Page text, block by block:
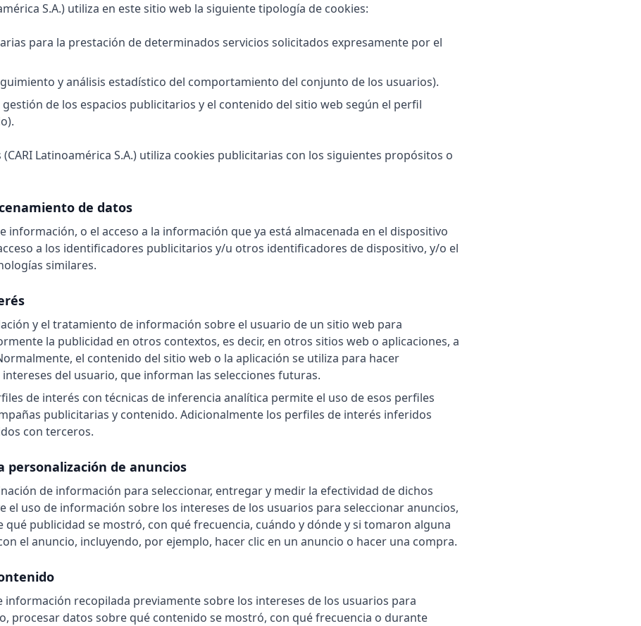
S.A.) utiliza en este sitio web la siguiente tipología de cookies:
para la prestación de determinados servicios solicitados expresamente por el
y análisis estadístico del comportamiento del conjunto de los usuarios).
de los espacios publicitarios y el contenido del sitio web según el perfil
(CARI Latinoamérica S.A.) utiliza cookies publicitarias con los siguientes propósitos o
de datos
información, o el acceso a la información que ya está almacenada en el dispositivo
a los identificadores publicitarios y/u otros identificadores de dispositivo, y/o el
similares.
y el tratamiento de información sobre el usuario de un sitio web para
la publicidad en otros contextos, es decir, en otros sitios web o aplicaciones, a
el contenido del sitio web o la aplicación se utiliza para hacer
del usuario, que informan las selecciones futuras.
de interés con técnicas de inferencia analítica permite el uso de esos perfiles
publicitarias y contenido. Adicionalmente los perfiles de interés inferidos
con terceros.
personalización de anuncios
de información para seleccionar, entregar y medir la efectividad de dichos
el uso de información sobre los intereses de los usuarios para seleccionar anuncios,
qué publicidad se mostró, con qué frecuencia, cuándo y dónde y si tomaron alguna
el anuncio, incluyendo, por ejemplo, hacer clic en un anuncio o hacer una compra.
información recopilada previamente sobre los intereses de los usuarios para
procesar datos sobre qué contenido se mostró, con qué frecuencia o durante